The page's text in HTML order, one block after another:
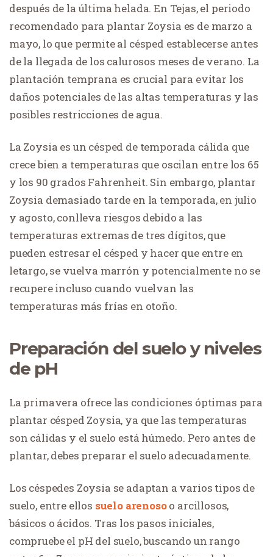
después de la última helada. En Tejas, el periodo
recomendado para plantar Zoysia es de marzo a
mayo, lo que permite al césped establecerse antes
de la llegada de los calurosos meses de verano. La
plantación temprana es crucial para evitar los
daños potenciales de las altas temperaturas y las
posibles restricciones de agua.
La Zoysia es un césped de temporada cálida que
crece bien a temperaturas que oscilan entre los 65
y los 90 grados Fahrenheit. Sin embargo, plantar
Zoysia demasiado tarde en la temporada, en julio
y agosto, conlleva riesgos debido a las
temperaturas extremas de tres dígitos, que
pueden estresar el césped y hacer que entre en
letargo, se vuelva marrón y potencialmente no se
recupere incluso cuando vuelvan las
temperaturas más frías en otoño.
Preparación del suelo y niveles
de pH
La primavera ofrece las condiciones óptimas para
plantar césped Zoysia, ya que las temperaturas
son cálidas y el suelo está húmedo. Pero antes de
plantar, debes preparar el suelo adecuadamente.
Los céspedes Zoysia se adaptan a varios tipos de
suelo, entre ellos suelo arenosoo arcillosos,
básicos o ácidos. Tras los pasos iniciales,
compruebe el pH del suelo, buscando un rango